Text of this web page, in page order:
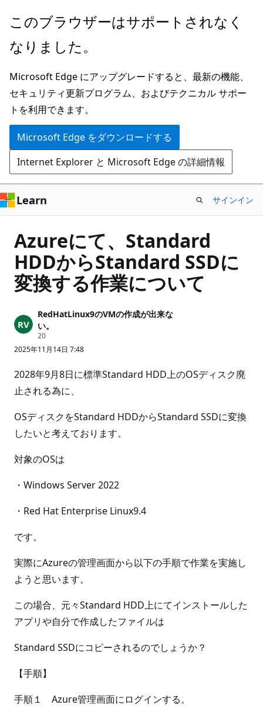
メ
ン
ン
テ
ン
ツ
に
ス
キ
ッ
プ
このブラウザーはサポートされなく
なりました。
Microsoft Edge にアップグレードすると、最新の機能、
セキュリティ更新プログラム、およびテクニカル サポー
トを利用できます。
Microsoft Edge をダウンロードする
Internet Explorer と Microsoft Edge の詳細情報
Learn サインイン
Azureにて、Standard
HDDからStandard SSDに
変換する作業について
RedHatLinux9のVMの作成が出来な
い。
20評
価
の
イ
ン
ト
2025年11月14日 7:48
2028年9月8日に標準Standard HDD上のOSディスク廃
止される為に、
OSディスクをStandard HDDからStandard SSDに変換
したいと考えております。
対象のOSは
・Windows Server 2022
・Red Hat Enterprise Linux9.4
です。
実際にAzureの管理画面から以下の手順で作業を実施し
ようと思います。
この場合、元々Standard HDD上にてインストールした
アプリや自分で作成したファイルは
Standard SSDにコピーされるのでしょうか？
【手順】
手順１ Azure管理画面にログインする。